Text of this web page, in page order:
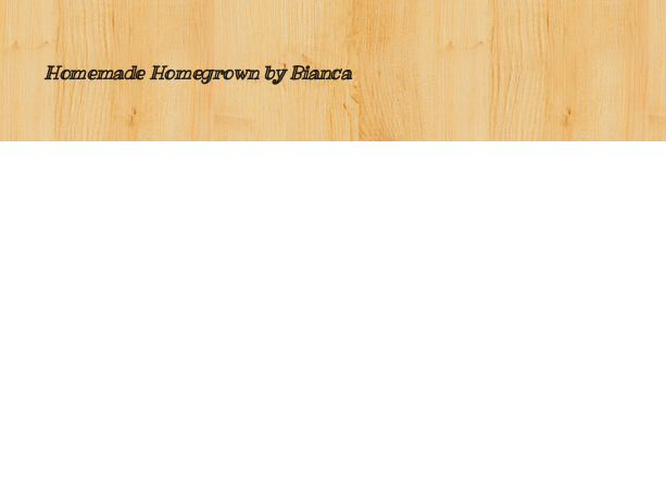
Homemade Homegrown by Bianca